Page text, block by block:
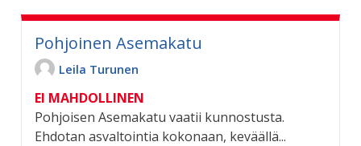
Pohjoinen Asemakatu
Leila Turunen
EI MAHDOLLINEN
Pohjoisen Asemakatu vaatii kunnostusta.
Ehdotan asvaltointia kokonaan, keväällä...